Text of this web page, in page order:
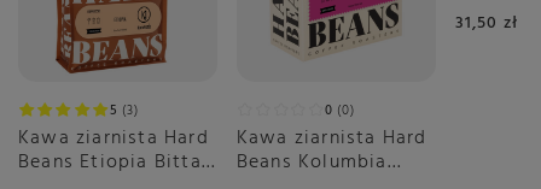
5 3
Kawa ziarnista Hard
Beans Etiopia Bitta
0 0
Kawa ziarnista Hard
Beans Kolumbia
31,50 zł